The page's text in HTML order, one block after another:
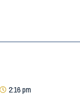
2:16 pm